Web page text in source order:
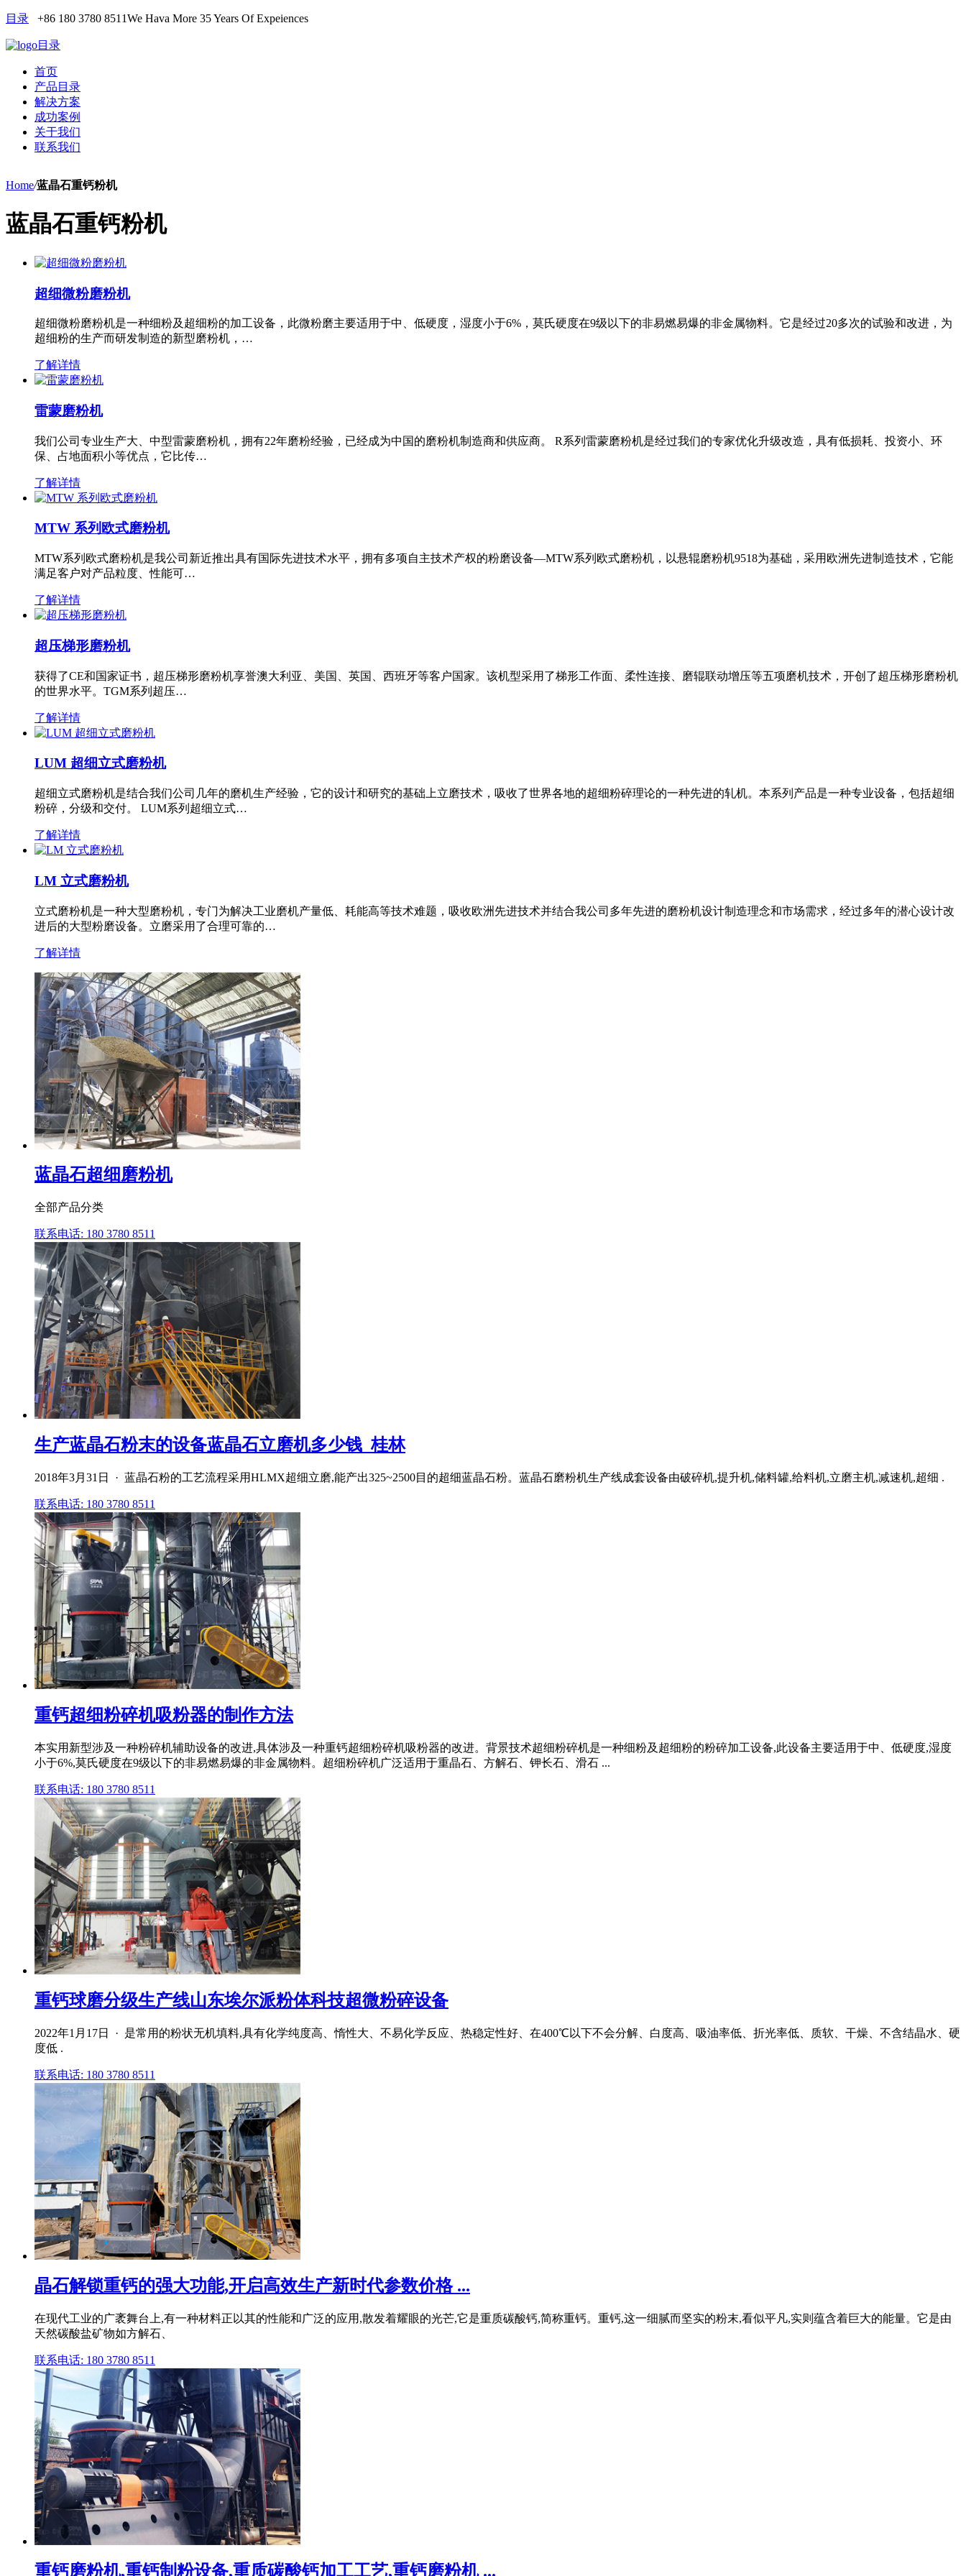
目录 +86 180 3780 8511We Hava More 35 Years Of Expeiences
目录
首页
产品目录
解决方案
成功案例
关于我们
联系我们
Home/蓝晶石重钙粉机
蓝晶石重钙粉机
超细微粉磨粉机
超细微粉磨粉机是一种细粉及超细粉的加工设备，此微粉磨主要适用于中、低硬度，湿度小于6%，莫氏硬度在9级以下的非易燃易爆的非金属物料。它是经过20多次的试验和改进，为
超细粉的生产而研发制造的新型磨粉机，…
了解详情
雷蒙磨粉机
我们公司专业生产大、中型雷蒙磨粉机，拥有22年磨粉经验，已经成为中国的磨粉机制造商和供应商。 R系列雷蒙磨粉机是经过我们的专家优化升级改造，具有低损耗、投资小、环
保、占地面积小等优点，它比传…
了解详情
MTW 系列欧式磨粉机
MTW系列欧式磨粉机是我公司新近推出具有国际先进技术水平，拥有多项自主技术产权的粉磨设备—MTW系列欧式磨粉机，以悬辊磨粉机9518为基础，采用欧洲先进制造技术，它能
满足客户对产品粒度、性能可…
了解详情
超压梯形磨粉机
获得了CE和国家证书，超压梯形磨粉机享誉澳大利亚、美国、英国、西班牙等客户国家。该机型采用了梯形工作面、柔性连接、磨辊联动增压等五项磨机技术，开创了超压梯形磨粉机
的世界水平。TGM系列超压…
了解详情
LUM 超细立式磨粉机
超细立式磨粉机是结合我们公司几年的磨机生产经验，它的设计和研究的基础上立磨技术，吸收了世界各地的超细粉碎理论的一种先进的轧机。本系列产品是一种专业设备，包括超细
粉碎，分级和交付。 LUM系列超细立式…
了解详情
LM 立式磨粉机
立式磨粉机是一种大型磨粉机，专门为解决工业磨机产量低、耗能高等技术难题，吸收欧洲先进技术并结合我公司多年先进的磨粉机设计制造理念和市场需求，经过多年的潜心设计改
进后的大型粉磨设备。立磨采用了合理可靠的…
了解详情
蓝晶石超细磨粉机
全部产品分类
联系电话: 180 3780 8511
生产蓝晶石粉末的设备蓝晶石立磨机多少钱_桂林
2018年3月31日 · 蓝晶石粉的工艺流程采用HLMX超细立磨,能产出325~2500目的超细蓝晶石粉。蓝晶石磨粉机生产线成套设备由破碎机,提升机,储料罐,给料机,立磨主机,减速机,超细 .
联系电话: 180 3780 8511
重钙超细粉碎机吸粉器的制作方法
本实用新型涉及一种粉碎机辅助设备的改进,具体涉及一种重钙超细粉碎机吸粉器的改进。背景技术超细粉碎机是一种细粉及超细粉的粉碎加工设备,此设备主要适用于中、低硬度,湿度
小于6%,莫氏硬度在9级以下的非易燃易爆的非金属物料。超细粉碎机广泛适用于重晶石、方解石、钾长石、滑石 ...
联系电话: 180 3780 8511
重钙球磨分级生产线山东埃尔派粉体科技超微粉碎设备
2022年1月17日 · 是常用的粉状无机填料,具有化学纯度高、惰性大、不易化学反应、热稳定性好、在400℃以下不会分解、白度高、吸油率低、折光率低、质软、干燥、不含结晶水、硬
度低 .
联系电话: 180 3780 8511
晶石解锁重钙的强大功能,开启高效生产新时代参数价格 ...
在现代工业的广袤舞台上,有一种材料正以其的性能和广泛的应用,散发着耀眼的光芒,它是重质碳酸钙,简称重钙。重钙,这一细腻而坚实的粉末,看似平凡,实则蕴含着巨大的能量。它是由
天然碳酸盐矿物如方解石、
联系电话: 180 3780 8511
重钙磨粉机,重钙制粉设备,重质碳酸钙加工工艺,重钙磨粉机 ...